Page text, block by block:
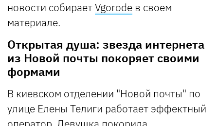
новости собираетVgorode в своем
материале.
Открытая душа: звезда интернета
из Новой почты покоряет своими
формами
В киевском отделении "Новой почты" по
улице Елены Телиги работает эффектный